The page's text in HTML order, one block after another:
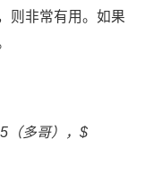
则非常有用。如果
（多哥），$